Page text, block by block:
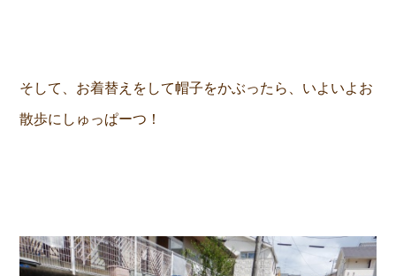
そして、お着替えをして帽子をかぶったら、いよいよお
散歩にしゅっぱーつ！